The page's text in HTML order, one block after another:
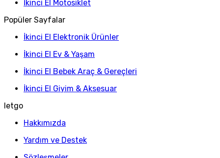
İkinci El Motosiklet
Popüler Sayfalar
İkinci El Elektronik Ürünler
İkinci El Ev & Yaşam
İkinci El Bebek Araç & Gereçleri
İkinci El Giyim & Aksesuar
letgo
Hakkımızda
Yardım ve Destek